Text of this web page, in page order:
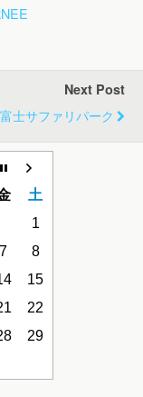
Next Post
富士サファリパーク
土
1
7
8
15
22
29